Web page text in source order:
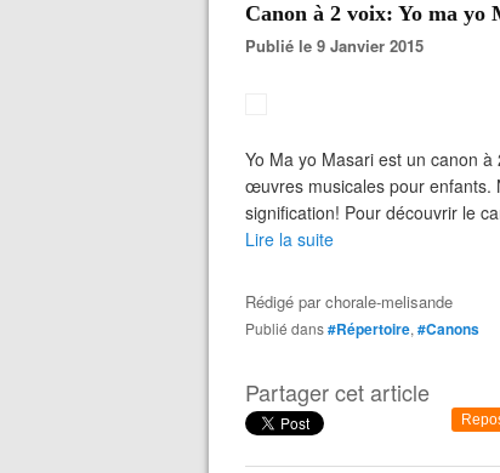
Canon à 2 voix: Yo ma yo
Publié le 9 Janvier 2015
Yo Ma yo Masari est un canon
œuvres musicales pour enfants.
signification! Pour découvrir le
Lire la suite
Rédigé parchorale-melisande
Publié dans#Répertoire, #Canons
Partager cet article